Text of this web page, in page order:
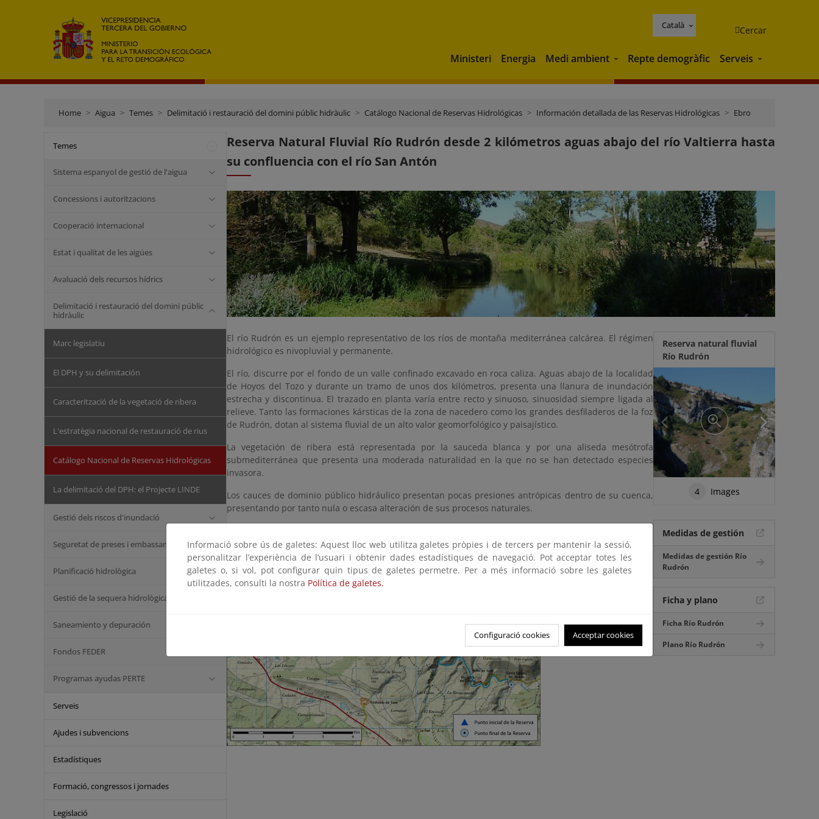
Català Cercar
Ministeri Energia Medi ambient Medi ambient
Repte demogràfic Serveis Serveis
Home Aigua Temes Delimitació i restauració del domini públic hidràulic Catálogo Nacional de Reservas Hidrológicas Información detallada de las Reservas Hidrológicas Ebro
Temes
Sistema espanyol de gestió de l'aigua
Concessions i autoritzacions
Cooperació internacional
Estat i qualitat de les aigües
Avaluació dels recursos hídrics
Delimitació i restauració del domini públic
hidràulic
Marc legislatiu
El DPH y su delimitación
Caracterització de la vegetació de ribera
L'estratègia nacional de restauració de rius
Catálogo Nacional de Reservas Hidrológicas
La delimitació del DPH: el Projecte LINDE
Gestió dels riscos d'inundació
Seguretat de preses i embassaments
Planificació hidrològica
Gestió de la sequera hidrològica
Saneamiento y depuración
Fondos FEDER
Programas ayudas PERTE
Serveis
Ajudes i subvencions
Estadístiques
Formació, congressos i jornades
Legislació
Reserva Natural Fluvial Río Rudrón desde 2 kilómetros aguas abajo del río Valtierra hasta
su confluencia con el río San Antón
El río Rudrón es un ejemplo representativo de los ríos de montaña mediterránea calcárea. El régimen
hidrológico es nivopluvial y permanente.
El río, discurre por el fondo de un valle confinado excavado en roca caliza. Aguas abajo de la localidad
de Hoyos del Tozo y durante un tramo de unos dos kilómetros, presenta una llanura de inundación
estrecha y discontinua. El trazado en planta varía entre recto y sinuoso, sinuosidad siempre ligada al
relieve. Tanto las formaciones kársticas de la zona de nacedero como los grandes desfiladeros de la foz
de Rudrón, dotan al sistema fluvial de un alto valor geomorfológico y paisajístico.
La vegetación de ribera está representada por la sauceda blanca y por una aliseda mesótrofa
submediterránea que presenta una moderada naturalidad en la que no se han detectado especies
invasora.
Los cauces de dominio público hidráulico presentan pocas presiones antrópicas dentro de su cuenca,
presentando por tanto nula o escasa alteración de sus procesos naturales.
Reserva natural fluvial
Río Rudrón
4 Images
Medidas de gestión
Medidas de gestión Río
Rudrón
Ficha y plano
Ficha Río Rudrón
Plano Río Rudrón
Informació sobre ús de galetes: Aquest lloc web utilitza galetes pròpies i de tercers per mantenir la sessió,
personalitzar l’experiència de l’usuari i obtenir dades estadístiques de navegació. Pot acceptar totes les
galetes o, si vol, pot configurar quin tipus de galetes permetre. Per a més informació sobre les galetes
utilitzades, consulti la nostra Política de galetes.
Configuració cookies Acceptar cookies